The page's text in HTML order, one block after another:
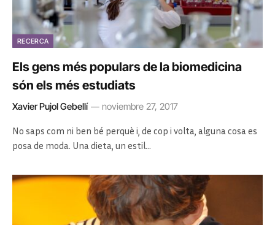
RECERCA
Els gens més populars de la biomedicina
són els més estudiats
Xavier Pujol Gebellí noviembre 27, 2017
No saps com ni ben bé perquè i, de cop i volta, alguna cosa es
posa de moda. Una dieta, un estil…